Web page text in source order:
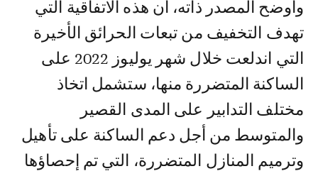
وأوضح المصدر ذاته، أن هذه الاتفاقية التي
تهدف التخفيف من تبعات الحرائق الأخيرة
التي اندلعت خلال شهر يوليوز 2022 على
الساكنة المتضررة منها، ستشمل اتخاذ
مختلف التدابير على المدى القصير
والمتوسط من أجل دعم الساكنة على تأهيل
وترميم المنازل المتضررة، التي تم إحصاؤها